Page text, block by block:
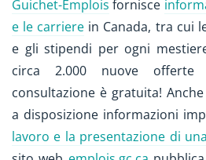
Guichet-Emplois fornisce
e le carriere in Canada, tra cui
e gli stipendi per ogni
circa 2.000 nuove
consultazione è gratuita!
a disposizione informazioni
lavoro e la presentazione di